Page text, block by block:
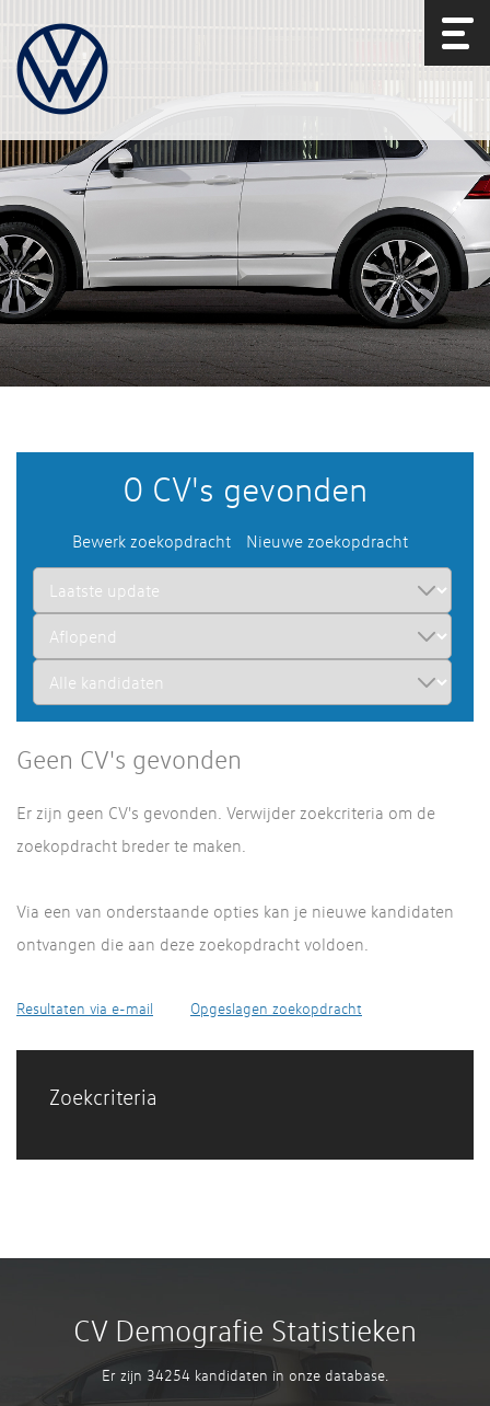
0 CV's gevonden
Bewerk zoekopdracht Nieuwe zoekopdracht
Geen CV's gevonden
Er zijn geen CV's gevonden. Verwijder zoekcriteria om de
zoekopdracht breder te maken.
Via een van onderstaande opties kan je nieuwe kandidaten
ontvangen die aan deze zoekopdracht voldoen.
Resultaten via e-mail Opgeslagen zoekopdracht
Zoekcriteria
CV Demografie Statistieken
Er zijn 34254 kandidaten in onze database.